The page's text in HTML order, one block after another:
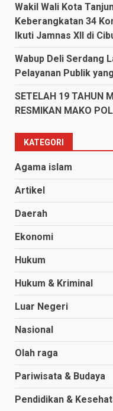
Wakil Wali Kota
Keberangkatan 34
Ikuti Jamnas XII di
Wabup Deli Serdang
Pelayanan Publik
SETELAH 19 TAHUN
RESMIKAN MAKO
KATEGORI
Agama islam
Artikel
Daerah
Ekonomi
Hukum
Hukum & Kriminal
Luar Negeri
Nasional
Olah raga
Pariwisata & Budaya
Pendidikan &